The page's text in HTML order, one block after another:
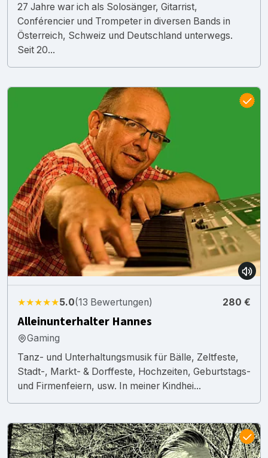
27 Jahre war ich als Solosänger, Gitarrist,
Conférencier und Trompeter in diversen Bands in
Österreich, Schweiz und Deutschland unterwegs.
Seit 20...
★★★★★5.0(13 Bewertungen) 280 €
Alleinunterhalter Hannes
Gaming
Tanz- und Unterhaltungsmusik für Bälle, Zeltfeste,
Stadt-, Markt- & Dorffeste, Hochzeiten, Geburtstags-
und Firmenfeiern, usw. In meiner Kindhei...